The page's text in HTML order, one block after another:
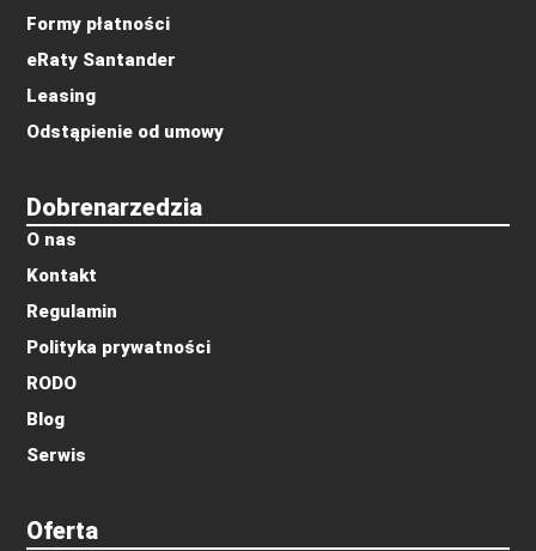
Oferta
Dobrenarzedzia
O nas
Kontakt
Regulamin
Polityka prywatności
RODO
Blog
Serwis
Formy płatności
eRaty Santander
Leasing
Odstąpienie od umowy